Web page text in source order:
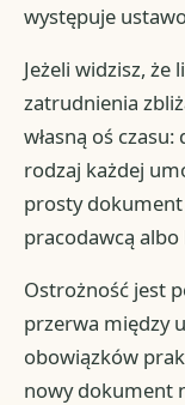
występuje
Jeżeli widzisz, że
zatrudnienia
własną oś
rodzaj każdej
prosty
pracodawcą
Ostrożność jest
przerwa między
obowiązków
nowy dokument